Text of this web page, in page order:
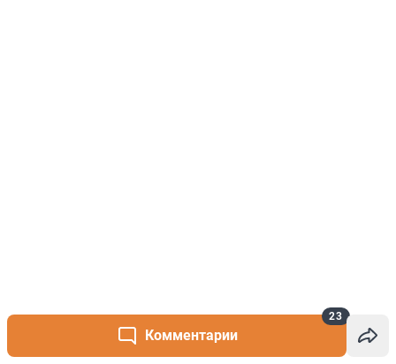
Комментарии
23